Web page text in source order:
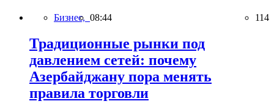
Бизнес, 08:44 114
Традиционные рынки под
давлением сетей: почему
Азербайджану пора менять
правила торговли